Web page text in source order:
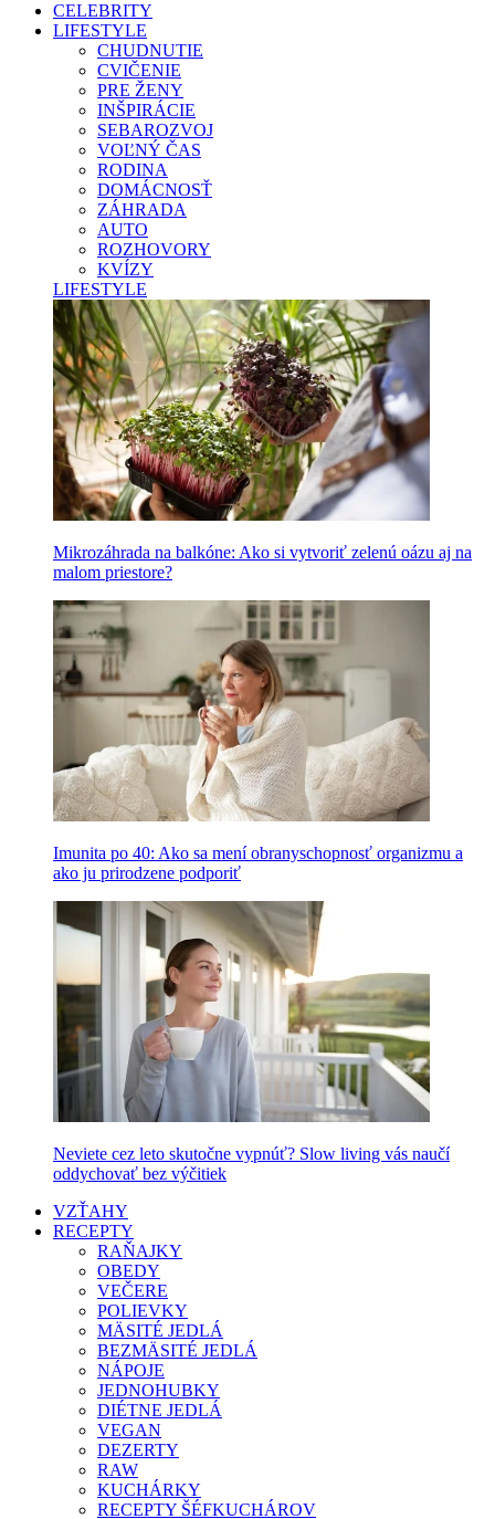
CELEBRITY
LIFESTYLE
CHUDNUTIE
CVIČENIE
PRE ŽENY
INŠPIRÁCIE
SEBAROZVOJ
VOĽNÝ ČAS
RODINA
DOMÁCNOSŤ
ZÁHRADA
AUTO
ROZHOVORY
KVÍZY
LIFESTYLE
Mikrozáhrada na balkóne: Ako si vytvoriť zelenú oázu aj na
malom priestore?
Imunita po 40: Ako sa mení obranyschopnosť organizmu a
ako ju prirodzene podporiť
Neviete cez leto skutočne vypnúť? Slow living vás naučí
oddychovať bez výčitiek
VZŤAHY
RECEPTY
RAŇAJKY
OBEDY
VEČERE
POLIEVKY
MÄSITÉ JEDLÁ
BEZMÄSITÉ JEDLÁ
NÁPOJE
JEDNOHUBKY
DIÉTNE JEDLÁ
VEGAN
DEZERTY
RAW
KUCHÁRKY
RECEPTY ŠÉFKUCHÁROV